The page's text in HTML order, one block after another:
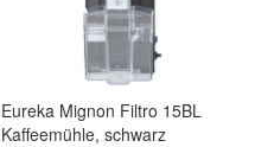
Eureka Mignon Filtro 15BL
Kaffeemühle, schwarz